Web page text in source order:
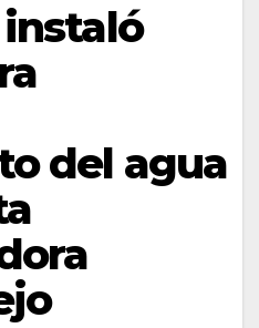
del agua